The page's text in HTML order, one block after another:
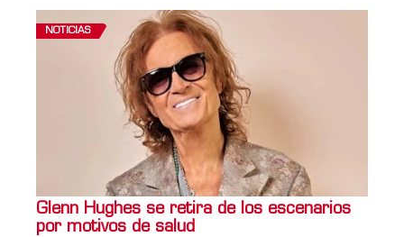
NOTICIAS
Glenn Hughes se retira de los escenarios
por motivos de salud